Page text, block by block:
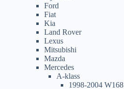
Ford
Fiat
Kia
Land Rover
Lexus
Mitsubishi
Mazda
Mercedes
A-klass
1998-2004 W168